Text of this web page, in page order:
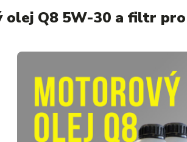
Q8 5W-30 a filtr pro